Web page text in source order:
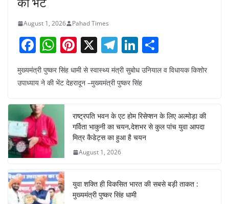
August 1, 2026 Pahad Times
F
a
c
b
o
o
k
W
h
at
A
p
p
Pi
nt
er
e
st
X T
el
e
gr
a
m
Li
n
k
dI
n
ar
मुख्यमंत्री पुष्कर सिंह धामी से स्वास्थ्य मंत्री सुबोध उनियाल व विधायक किशोर
उपाध्याय ने की भेंट देहरादून –मुख्यमंत्री पुष्कर सिंह
राष्ट्रपति भवन के एट होम रिसेप्शन के लिए अल्मोड़ा की
गर्विता भाकुनी का चयन,देशभर से कुल पांच युवा आपदा
मित्र कैडेट्स का हुआ है चयन
August 1, 2026
युवा शक्ति ही विकसित भारत की सबसे बड़ी ताकत :
मुख्यमंत्री पुष्कर सिंह धामी